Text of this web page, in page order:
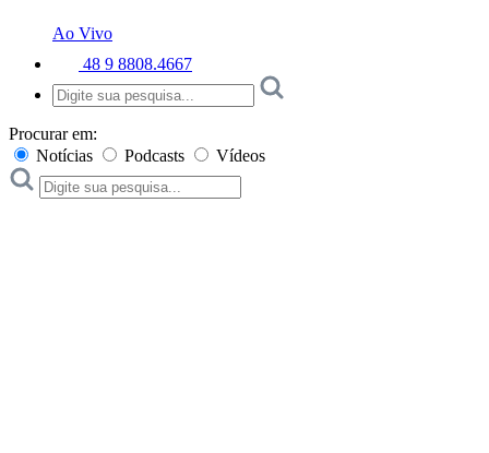
Ao Vivo
48 9 8808.4667
Procurar em:
Notícias
Podcasts Vídeos